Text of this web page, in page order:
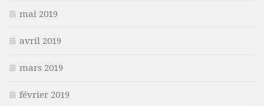
mai 2019
avril 2019
mars 2019
février 2019